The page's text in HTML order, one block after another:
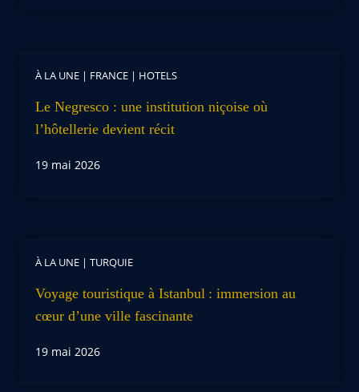
À LA UNE | FRANCE | HOTELS
Le Negresco : une institution niçoise où
l’hôtellerie devient récit
19 mai 2026
À LA UNE | TURQUIE
Voyage touristique à Istanbul : immersion au
cœur d’une ville fascinante
19 mai 2026